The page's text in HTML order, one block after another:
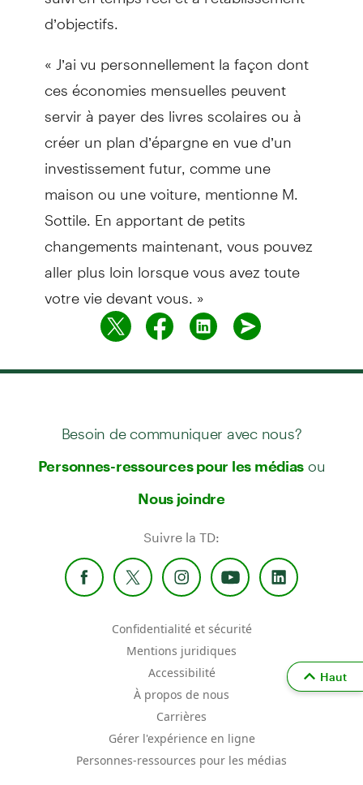
d’objectifs.
« J’ai vu personnellement la façon dont
ces économies mensuelles peuvent
servir à payer des livres scolaires ou à
créer un plan d’épargne en vue d’un
investissement futur, comme une
maison ou une voiture, mentionne M.
Sottile. En apportant de petits
changements maintenant, vous pouvez
aller plus loin lorsque vous avez toute
votre vie devant vous. »
Besoin de communiquer avec nous?
Personnes-ressources pour les médias ou
Nous joindre
Suivre la TD:
Confidentialité et sécurité
Mentions juridiques
Accessibilité
À propos de nous
Carrières
Gérer l'expérience en ligne
Personnes-ressources pour les médias
Haut